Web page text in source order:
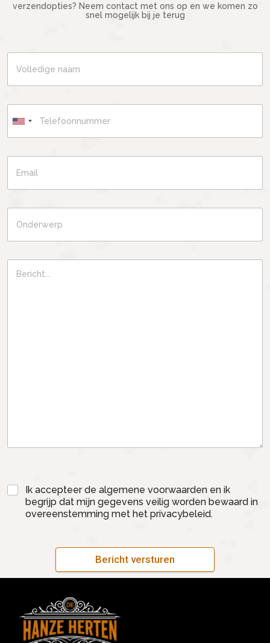
verzendopties? Neem contact met ons op en we komen zo
snel mogelijk bij je terug
Ik accepteer de algemene voorwaarden en ik
begrijp dat mijn gegevens veilig worden bewaard in
overeenstemming met het privacybeleid.
Bericht versturen